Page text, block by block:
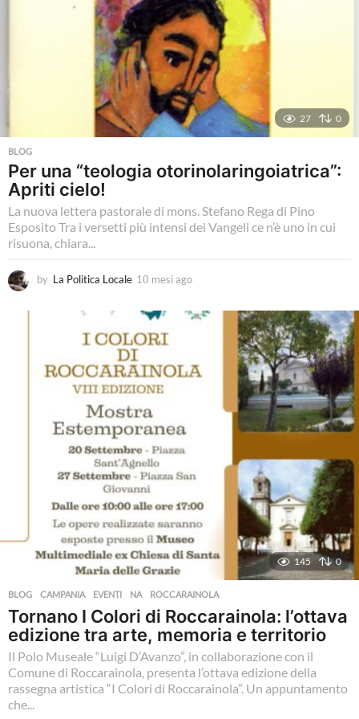
27 0
BLOG
Per una “teologia otorinolaringoiatrica”:
Apriti cielo!
La nuova lettera pastorale di mons. Stefano Rega di Pino
Esposito Tra i versetti più intensi dei Vangeli ce n’è uno in cui
risuona, chiara...
by La Politica Locale 10 mesi ago
m
a
145 0
BLOG ,CAMPANIA ,EVENTI ,NA ,ROCCARAINOLA
Tornano I Colori di Roccarainola: l’ottava
edizione tra arte, memoria e territorio
Il Polo Museale “Luigi D’Avanzo”, in collaborazione con il
Comune di Roccarainola, presenta l’ottava edizione della
rassegna artistica “I Colori di Roccarainola”. Un appuntamento
che...